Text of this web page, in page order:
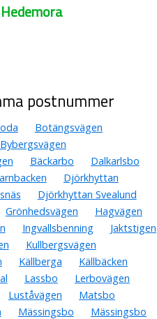
postnummer
Botängsvägen
Bybergsvägen
Bäckarbo
Dalkarlsbo
Djörkhyttan
Djörkhyttan Svealund
Grönhedsvägen
Hagvägen
Ingvallsbenning
Jaktstigen
Kullbergsvägen
Källberga
Källbäcken
Lassbo
Lerbovägen
Luståvägen
Matsbo
Mässingsbo
Mässingsbo